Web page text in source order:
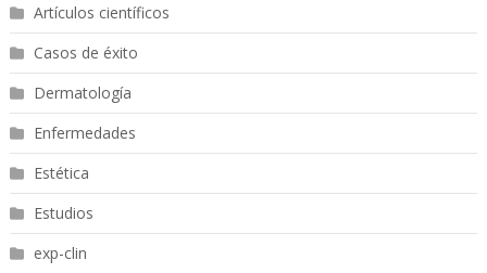
Artículos científicos
Casos de éxito
Dermatología
Enfermedades
Estética
Estudios
exp-clin